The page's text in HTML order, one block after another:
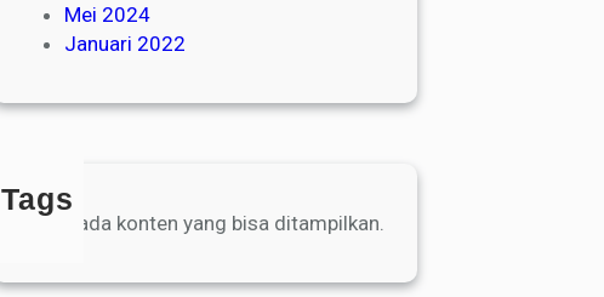
Mei 2024
Januari 2022
Tags
Belum ada konten yang bisa ditampilkan.